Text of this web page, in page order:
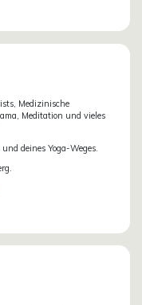
Medizinische
Meditation und vieles
deines Yoga-Weges.